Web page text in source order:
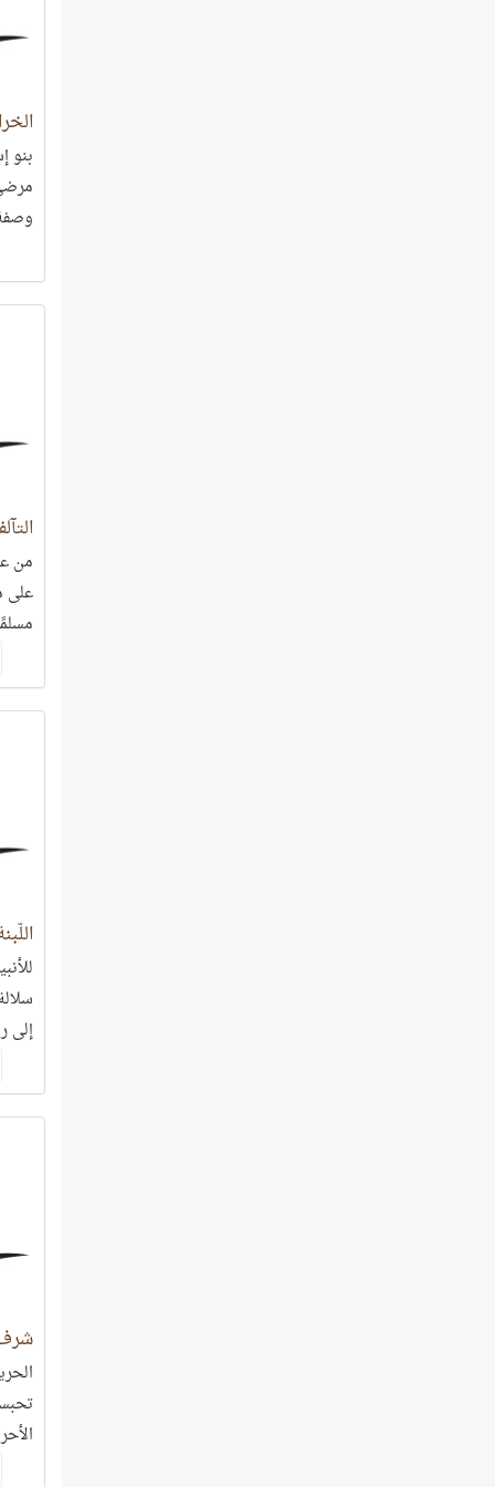
بنو
من
على
إلى
شرف